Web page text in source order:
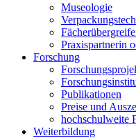
Museologie
Praxispartnerin
Forschung
Publikationen
Preise und
hochschulweite
Weiterbildung